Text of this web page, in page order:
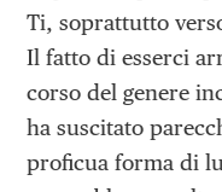
Ti, soprattutto
Il fatto di esserci
corso del genere
ha suscitato
proficua forma di